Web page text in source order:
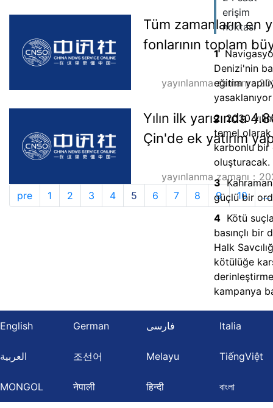
Tüm zamanların en
fonlarının toplam
yayınlanma zamanı：
Yılın ilk yarısında
Çin'de ek yatırım
yayınlanma zamanı：
pre
1 2 3 4 5 6 7 8 9 10 ...
erişim
noktası
1
Denizi'nin
eğitim
yasaklanıyor
2 2030
temel
karbonlu bir
oluşturacak.
3
güçlü bir
4 Kötü
basınçlı bir
Halk
kötülüğe
kampanya
English German فارسی Italia
العربية 조선어 Melayu TiếngViệt
MONGOL नेपाली हिन्दी বাংলা